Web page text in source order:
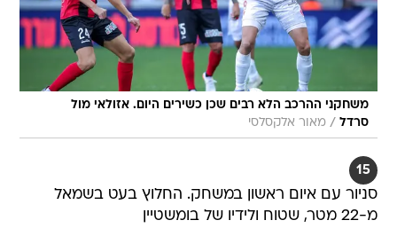
משחקני ההרכב הלא רבים שכן כשירים היום. אזולאי מול
סרדל / מאור אלקסלסי
15
סניור עם איום ראשון במשחק. החלוץ בעט בשמאל
מ-22 מטר, שטוח ולידיו של בומשטיין